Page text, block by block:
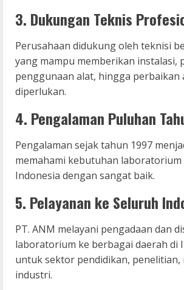
3. Dukungan Teknis
Perusahaan didukung oleh teknisi
yang mampu memberikan instalasi,
penggunaan alat, hingga perbaikan
diperlukan.
4. Pengalaman Puluhan
Pengalaman sejak tahun 1997
memahami kebutuhan
Indonesia dengan sangat baik.
5. Pelayanan ke Seluruh
PT. ANM melayani pengadaan dan
laboratorium ke berbagai daerah di
untuk sektor pendidikan, penelitian,
industri.